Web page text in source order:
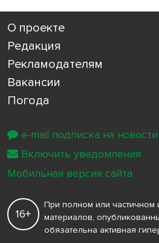
О проекте
Редакция
Рекламодателям
Вакансии
Погода
16+
При полном или частичном
материалов,
обязательна активная
e-mail подписка на новости
Включить уведомления
Мобильная версия сайта